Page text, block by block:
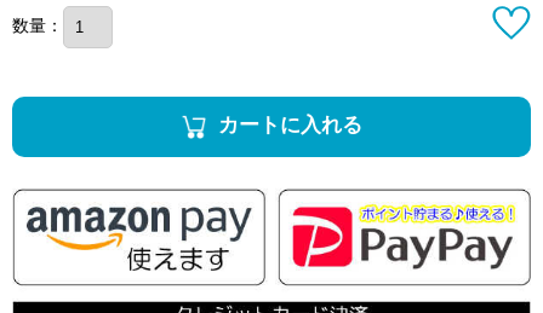
数量：
カートに入れる